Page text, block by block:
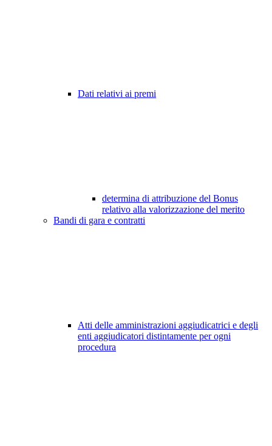
Dati relativi ai premi
determina di attribuzione del Bonus
relativo alla valorizzazione del merito
Bandi di gara e contratti
Atti delle amministrazioni aggiudicatrici e degli
enti aggiudicatori distintamente per ogni
procedura